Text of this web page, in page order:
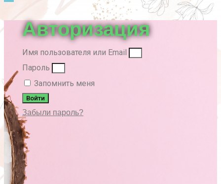
Авторизация
Имя пользователя или Email
Пароль
Запомнить меня
Войти
Забыли пароль?